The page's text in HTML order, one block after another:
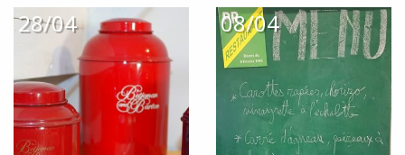
28/04 08/04